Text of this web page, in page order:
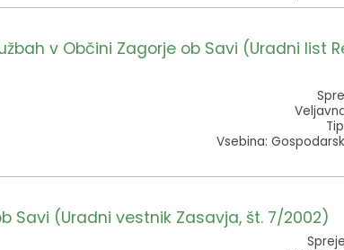
v Občini Zagorje ob Savi (Uradni list
Vsebina:
Savi (Uradni vestnik Zasavja, št. 7/2002)